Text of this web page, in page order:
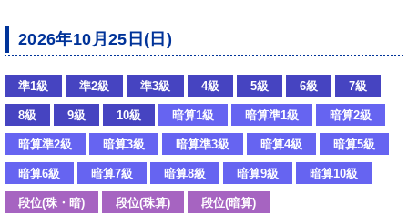
2026年10月25日(日)
準1級 準2級 準3級 4級 5級 6級 7級
8級 9級 10級 暗算1級 暗算準1級 暗算2級
暗算準2級 暗算3級 暗算準3級 暗算4級 暗算5級
暗算6級 暗算7級 暗算8級 暗算9級 暗算10級
段位(珠・暗) 段位(珠算) 段位(暗算)